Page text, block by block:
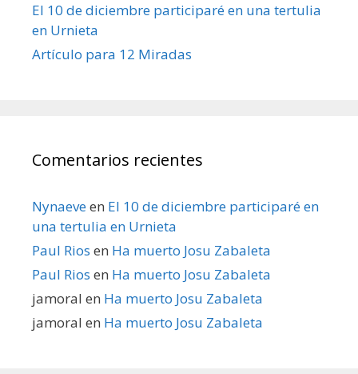
El 10 de diciembre participaré en una tertulia
en Urnieta
Artículo para 12 Miradas
Comentarios recientes
Nynaeveen El 10 de diciembre participaré en
una tertulia en Urnieta
Paul Rios en Ha muerto Josu Zabaleta
Paul Rios en Ha muerto Josu Zabaleta
jamoral en Ha muerto Josu Zabaleta
jamoral en Ha muerto Josu Zabaleta